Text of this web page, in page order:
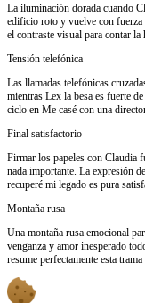
La iluminación dorada cuando
edificio roto y vuelve con fuerza
el contraste visual para contar la
Tensión telefónica
Las llamadas telefónicas
mientras Lex la besa es fuerte
ciclo en Me casé con una
Final satisfactorio
Firmar los papeles con Claudia
nada importante. La expresión
recuperé mi legado es pura
Montaña rusa
Una montaña rusa emocional
venganza y amor inesperado
resume perfectamente esta